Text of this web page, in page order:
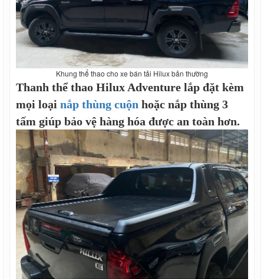
Khung thể thao cho xe bán tải Hilux bản thường
Thanh thể thao Hilux Adventure lắp đặt kèm
mọi loại nắp thùng cuộn hoặc nắp thùng 3
tấm giúp bảo vệ hàng hóa được an toàn hơn.